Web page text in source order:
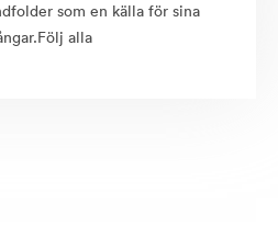
som en källa för sina
alla